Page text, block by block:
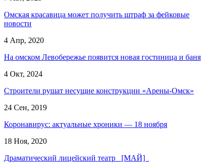
Омская красавица может получить штраф за фейковые
новости
4 Апр, 2020
На омском Левобережье появится новая гостиница и баня
4 Окт, 2024
Строители рушат несущие конструкции «Арены-Омск»
24 Сен, 2019
Коронавирус: актуальные хроники — 18 ноября
18 Ноя, 2020
Драматический лицейский театр [МАЙ]